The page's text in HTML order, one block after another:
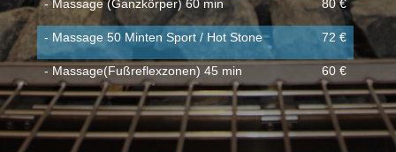
- Massage (Ganzkörper) 60 min 80 €
- Massage 50 Minten Sport / Hot Stone 72 €
- Massage(Fußreflexzonen) 45 min 60 €